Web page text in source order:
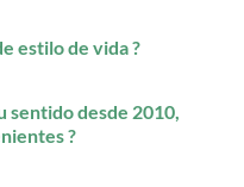
estilo de vida ?
sentido desde 2010,
?